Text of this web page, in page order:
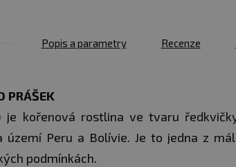
Popis a parametry Recenze
PRÁŠEK
je kořenová rostlina ve tvaru
území Peru a Bolívie. Je to jedna z
podmínkách.